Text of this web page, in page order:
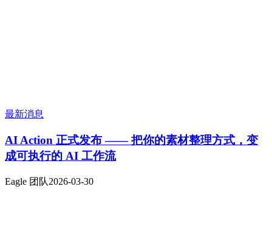
最新消息
AI Action 正式发布 —— 把你的素材整理方式，变
成可执行的 AI 工作流
Eagle 团队2026-03-30